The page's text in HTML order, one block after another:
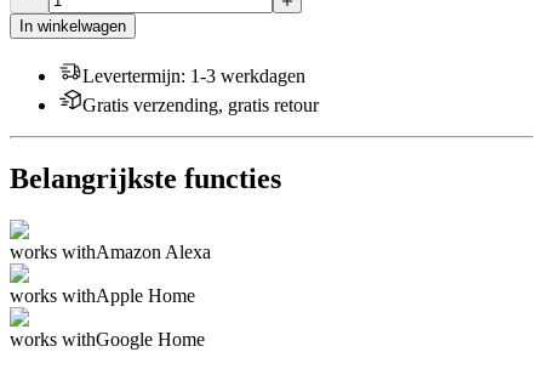
In winkelwagen
Levertermijn: 1-3 werkdagen
Gratis verzending, gratis retour
Belangrijkste functies
works withAmazon Alexa
works withApple Home
works withGoogle Home